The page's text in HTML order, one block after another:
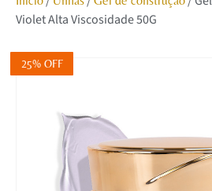
Corpo e Estética
Maquilhagem
Violet Alta Viscosidade 50G
25% OFF